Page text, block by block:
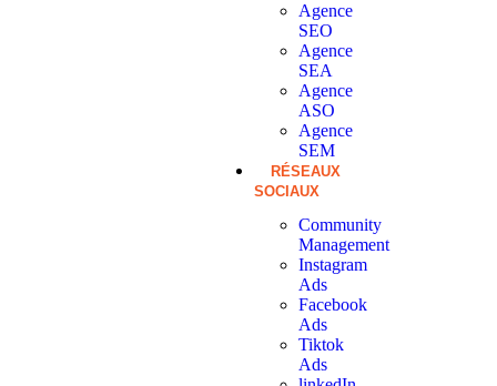
Agence
SEO
Agence
SEA
Agence
ASO
Agence
SEM
RÉSEAUX
SOCIAUX
Community
Management
Instagram
Ads
Facebook
Ads
Tiktok
Ads